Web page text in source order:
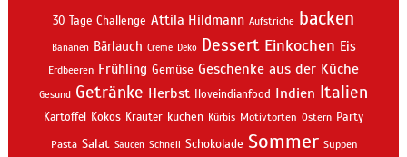
30 Tage Challenge Attila Hildmann Aufstriche backen
Bananen Bärlauch Creme Deko Dessert Einkochen Eis
Erdbeeren Frühling Gemüse Geschenke aus der Küche
Gesund Getränke Herbst Iloveindianfood Indien Italien
Kartoffel Kokos Kräuter kuchen Kürbis Motivtorten Ostern Party
Pasta Salat Saucen Schnell Schokolade Sommer Suppen